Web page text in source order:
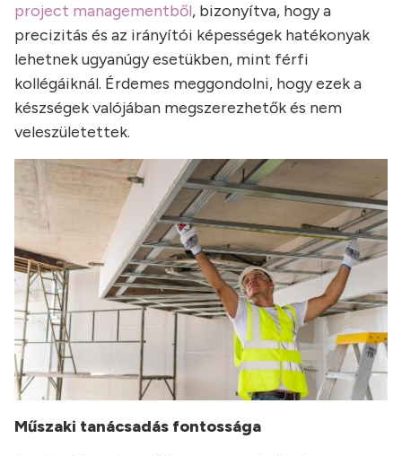
project managementből, bizonyítva, hogy a
precizitás és az irányítói képességek hatékonyak
lehetnek ugyanúgy esetükben, mint férfi
kollégáiknál. Érdemes meggondolni, hogy ezek a
készségek valójában megszerezhetők és nem
veleszületettek.
Műszaki tanácsadás fontossága